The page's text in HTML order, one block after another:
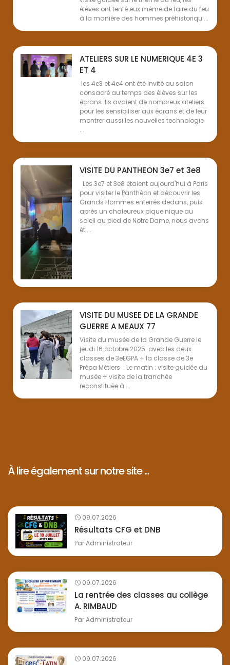
élèves ont tenté eux même de faire du feu
à la manière des hommes préhistoriqu ...
ATELIERS SUR LE NUMERIQUE 4E 3
ET 4
les 4e3 et 4e4 ont été invité au salon
consacré au temps des élèves sur les
écrans. Ils avaient de nombreux ateliers
pour les sensibiliser aux écrans et de leur
montrer aussi les nouvelles technologie
...
VISITE DU PANTHEON 3e7 et 3e8
Les 3e7 et 3e8 étaient aujourd'hui à Paris
pour visiter le Panthéon et découvrir les
Grands Hommes enterrés dedans, puis
après un chaleureux pique nique au
soleil au pied de Notre Dame, nous avons
ét ...
VISITE DU MUSEE DE LA GRANDE
GUERRE A MEAUX 77
Visite du musée de la Grande Guerre le
jeudi 16 octobre 2025 avec les deux
classes de 3eEGPA + la classe de 3e
Prépa Métiers : Le matin : visite guidée du
musée + visite de la tranchée
reconstituée à ...
À lire également sur notre site ...
09.07.2026
Résultats CFG et DNB
ParAdministrateur
09.07.2026
La rentrée des classes au collège
A. RIMBAUD
ParAdministrateur
09.07.2026